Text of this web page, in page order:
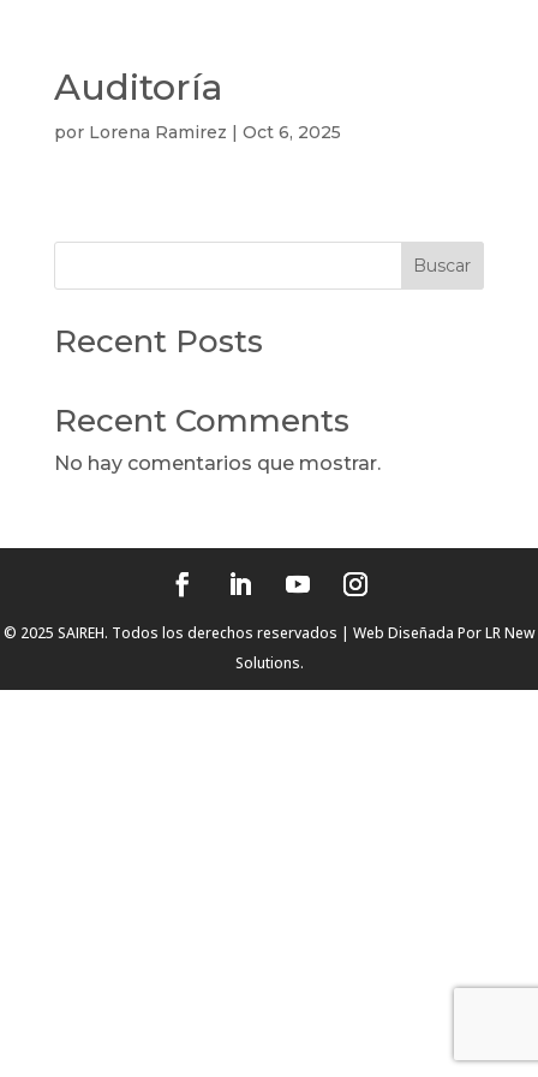
Auditoría
por Lorena Ramirez | Oct 6, 2025
Buscar
Recent Posts
Recent Comments
No hay comentarios que mostrar.
© 2025 SAIREH. Todos los derechos reservados | Web Diseñada PorLR New
Solutions.